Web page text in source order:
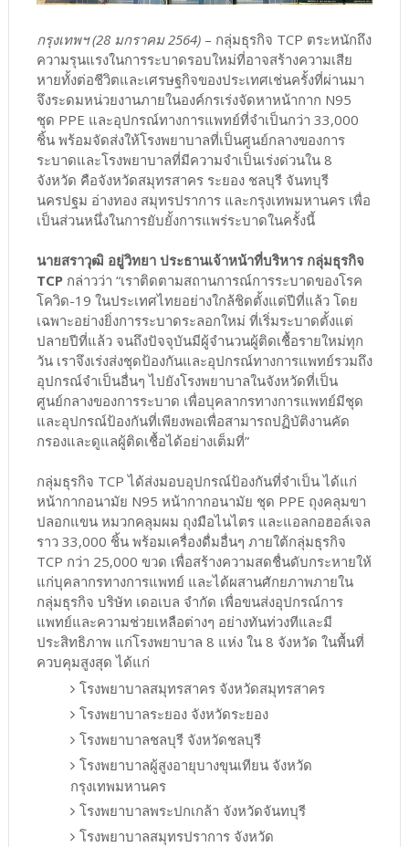
กรุงเทพฯ (28 มกราคม 2564)– กลุ่มธุรกิจ TCP ตระหนักถึง
ความรุนแรงในการระบาดรอบใหม่ที่อาจสร้างความเสีย
หายทั้งต่อชีวิตและเศรษฐกิจของประเทศเช่นครั้งที่ผ่านมา
จึงระดมหน่วยงานภายในองค์กรเร่งจัดหาหน้ากาก N95
ชุด PPE และอุปกรณ์ทางการแพทย์ที่จำเป็นกว่า 33,000
ชิ้น พร้อมจัดส่งให้โรงพยาบาลที่เป็นศูนย์กลางของการ
ระบาดและโรงพยาบาลที่มีความจำเป็นเร่งด่วนใน 8
จังหวัด คือจังหวัดสมุทรสาคร ระยอง ชลบุรี จันทบุรี
นครปฐม อ่างทอง สมุทรปราการ และกรุงเทพมหานคร เพื่อ
เป็นส่วนหนึ่งในการยับยั้งการแพร่ระบาดในครั้งนี้
นายสราวุฒิ อยู่วิทยา ประธานเจ้าหน้าที่บริหาร กลุ่มธุรกิจ
TCPกล่าวว่า “เราติดตามสถานการณ์การระบาดของโรค
โควิด-19 ในประเทศไทยอย่างใกล้ชิดตั้งแต่ปีที่แล้ว โดย
เฉพาะอย่างยิ่งการระบาดระลอกใหม่ ที่เริ่มระบาดตั้งแต่
ปลายปีที่แล้ว จนถึงปัจจุบันมีผู้จำนวนผู้ติดเชื้อรายใหม่ทุก
วัน เราจึงเร่งส่งชุดป้องกันและอุปกรณ์ทางการแพทย์รวมถึง
อุปกรณ์จำเป็นอื่นๆ ไปยังโรงพยาบาลในจังหวัดที่เป็น
ศูนย์กลางของการระบาด เพื่อบุคลากรทางการแพทย์มีชุด
และอุปกรณ์ป้องกันที่เพียงพอเพื่อสามารถปฏิบัติงานคัด
กรองและดูแลผู้ติดเชื้อได้อย่างเต็มที่”
กลุ่มธุรกิจ TCP ได้ส่งมอบอุปกรณ์ป้องกันที่จำเป็น ได้แก่
หน้ากากอนามัย N95 หน้ากากอนามัย ชุด PPE ถุงคลุมขา
ปลอกแขน หมวกคลุมผม ถุงมือไนไตร และแอลกอฮอล์เจล
ราว 33,000 ชิ้น พร้อมเครื่องดื่มอื่นๆ ภายใต้กลุ่มธุรกิจ
TCP กว่า 25,000 ขวด เพื่อสร้างความสดชื่นดับกระหายให้
แก่บุคลากรทางการแพทย์ และได้ผสานศักยภาพภายใน
กลุ่มธุรกิจ บริษัท เดอเบล จำกัด เพื่อขนส่งอุปกรณ์การ
แพทย์และความช่วยเหลือต่างๆ อย่างทันท่วงทีและมี
ประสิทธิภาพ แก่โรงพยาบาล 8 แห่ง ใน 8 จังหวัด ในพื้นที่
ควบคุมสูงสุด ได้แก่
โรงพยาบาลสมุทรสาคร จังหวัดสมุทรสาคร
โรงพยาบาลระยอง จังหวัดระยอง
โรงพยาบาลชลบุรี จังหวัดชลบุรี
โรงพยาบาลผู้สูงอายุบางขุนเทียน จังหวัด
กรุงเทพมหานคร
โรงพยาบาลพระปกเกล้า จังหวัดจันทบุรี
โรงพยาบาลสมุทรปราการ จังหวัด